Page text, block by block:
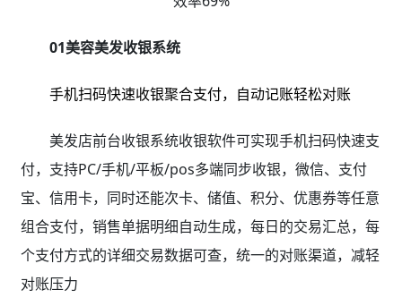
01美容美发收银系统
手机扫码快速收银聚合支付，自动记账轻松对账
美发店前台收银系统收银软件可实现手机扫码快速支
付，支持PC/手机/平板/pos多端同步收银，微信、支付
宝、信用卡，同时还能次卡、储值、积分、优惠券等任意
组合支付，销售单据明细自动生成，每日的交易汇总，每
个支付方式的详细交易数据可查，统一的对账渠道，减轻
对账压力